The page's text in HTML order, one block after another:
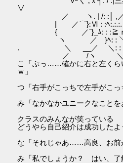
∨
／ ヽ. | /: :│ ,
| ／⌒}:Ⅵ : :ﾍ:.:.:.
{ ／´}_ﾑ: : :≧ｒ ､ ..
ヽ ／ }ﾍ: : ＼＼
. ＼ __／ ＼: : ＼＼
／ /ヽ ＼ : ヽ
こ「ぷっ……確かに右と左くら
ｗ」
つ「右手がこっちで左手がこっ
み「なかなかユニークなことを
クラスのみんなが笑っている
どうやら自己紹介は成功したよ
な「それじゃあ……高良、お前
み「私でしょうか？ はい、了